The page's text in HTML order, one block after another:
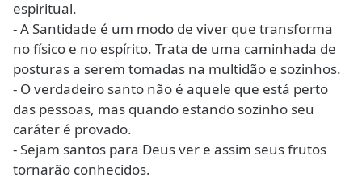
espiritual.
- A Santidade é um modo de viver que transforma
no físico e no espírito. Trata de uma caminhada de
posturas a serem tomadas na multidão e sozinhos.
- O verdadeiro santo não é aquele que está perto
das pessoas, mas quando estando sozinho seu
caráter é provado.
- Sejam santos para Deus ver e assim seus frutos
tornarão conhecidos.